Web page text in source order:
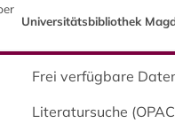
Universitätsbibliothek
Frei verfügbare
Literatursuche